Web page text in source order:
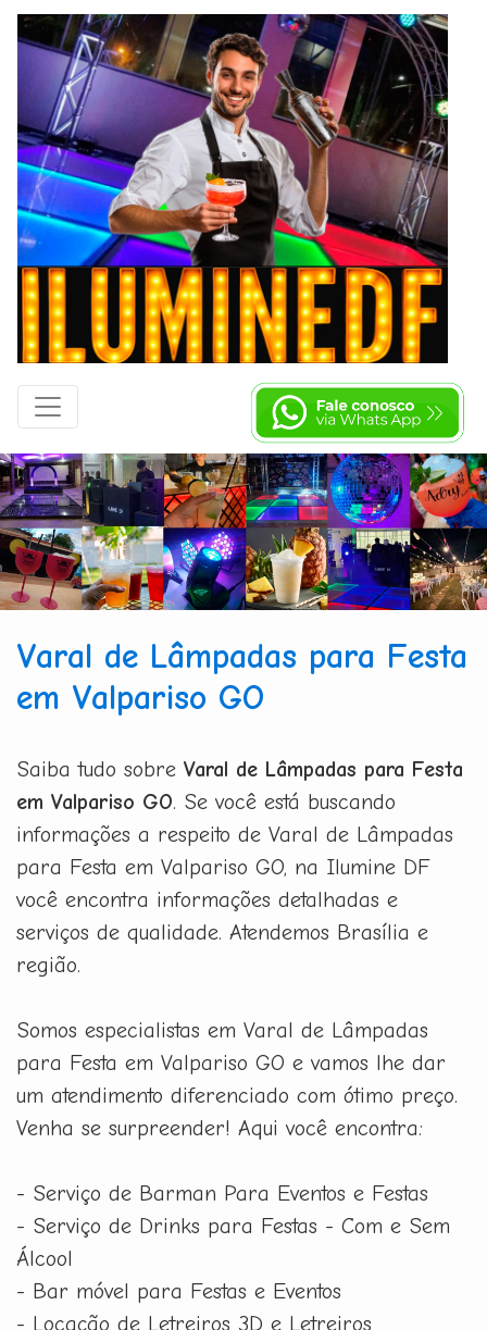
Varal de Lâmpadas para Festa
em Valpariso GO
Saiba tudo sobre Varal de Lâmpadas para Festa
em Valpariso GO. Se você está buscando
informações a respeito de Varal de Lâmpadas
para Festa em Valpariso GO, na Ilumine DF
você encontra informações detalhadas e
serviços de qualidade. Atendemos Brasília e
região.
Somos especialistas em Varal de Lâmpadas
para Festa em Valpariso GO e vamos lhe dar
um atendimento diferenciado com ótimo preço.
Venha se surpreender! Aqui você encontra:
- Serviço de Barman Para Eventos e Festas
- Serviço de Drinks para Festas - Com e Sem
Álcool
- Bar móvel para Festas e Eventos
- Locação de Letreiros 3D e Letreiros